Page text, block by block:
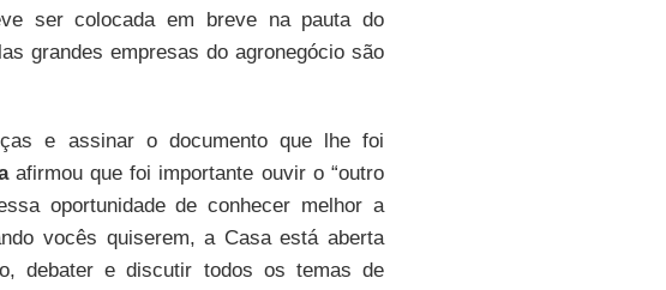
ser colocada em breve na pauta do
grandes empresas do agronegócio são
e assinar o documento que lhe foi
afirmou que foi importante ouvir o “outro
oportunidade de conhecer melhor a
vocês quiserem, a Casa está aberta
debater e discutir todos os temas de